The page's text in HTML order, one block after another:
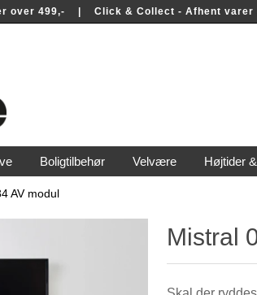
over 499,- | Click & Collect - Afhent
Boligtilbehør Velvære Højtider
AV modul
Mistral